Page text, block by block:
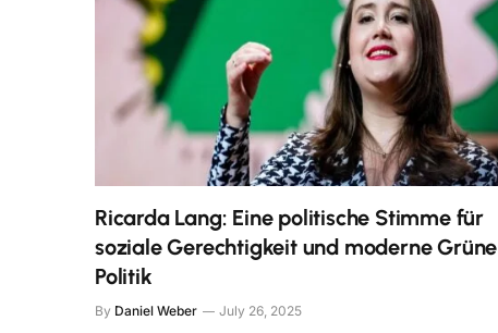
Ricarda Lang: Eine politische Stimme für
soziale Gerechtigkeit und moderne Grüne
Politik
By Daniel Weber July 26, 2025